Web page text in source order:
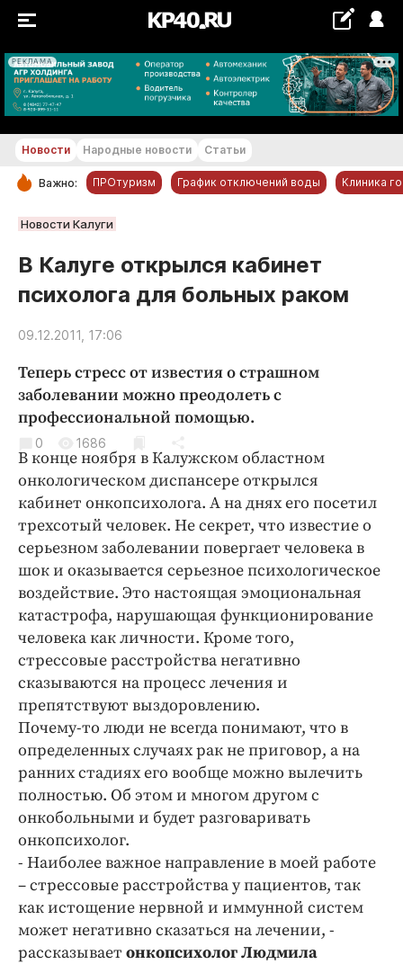
РЕКЛАМА
+25...+26 °С
РУБРИКИ
Новости компаний
Статьи
Народные новости
Благоустройство
Криминал
Культура
Недвижимость и ЖКХ
Образование
Общество
Погода
Праздники
Происшествия
Спорт
Экономика и бизнес
ПРОЕКТЫ
Блоги
Издания
Медиаперсона
Интересное чтиво
Клиника года
Бренд года
Работодатель года
Новости Народные новости Статьи
Важно: ПРОтуризм График отключений воды Клиника
Новости Калуги
В Калуге открылся кабинет
психолога для больных раком
09.12.2011, 17:06
Теперь стресс от известия о страшном
заболевании можно преодолеть с
профессиональной помощью.
0 1686
В конце ноября в Калужском областном
онкологическом диспансере открылся
кабинет онкопсихолога. А на днях его посетил
трехсотый человек. Не секрет, что известие о
серьезном заболевании повергает человека в
шок и оказывается серьезное психологическое
воздействие. Это настоящая эмоциональная
катастрофа, нарушающая функционирование
человека как личности. Кроме того,
стрессовые расстройства негативно
сказываются на процесс лечения и
препятствуют выздоровлению.
Почему-то люди не всегда понимают, что в
определенных случаях рак не приговор, а на
ранних стадиях его вообще можно вылечить
полностью. Об этом и многом другом с
онкобольными и будет разговаривать
онкопсихолог.
- Наиболее важное направление в моей работе
– стрессовые расстройства у пациентов, так
как истощение нервной и иммунной систем
может негативно сказаться на лечении, -
рассказывает онкопсихолог Людмила